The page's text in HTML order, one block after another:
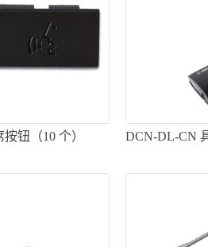
钮（10 个）
DCN-DL-CN